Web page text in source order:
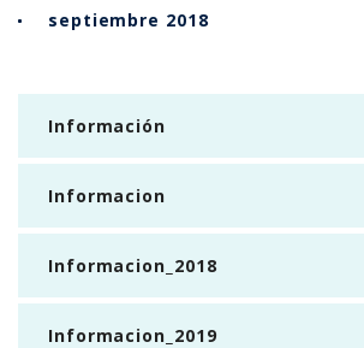
septiembre 2018
Información
Informacion
Informacion_2018
Informacion_2019